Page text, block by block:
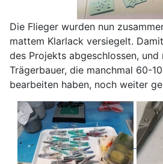
Die Flieger wurden nun
mattem Klarlack versiegelt.
des Projekts abgeschlossen, und
Trägerbauer, die manchmal 60-
bearbeiten haben, noch weiter